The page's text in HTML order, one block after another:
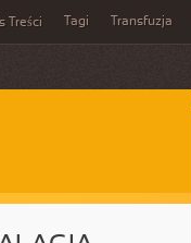
Treści Tagi Transfuzja